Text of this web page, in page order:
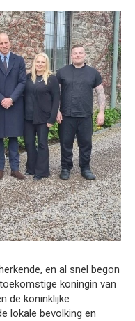
en al snel begon
koningin van
de koninklijke
lokale bevolking en